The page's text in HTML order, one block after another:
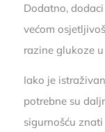
Dodatno,
većom
razine glukoze
Iako je
potrebne su
sigurnošću